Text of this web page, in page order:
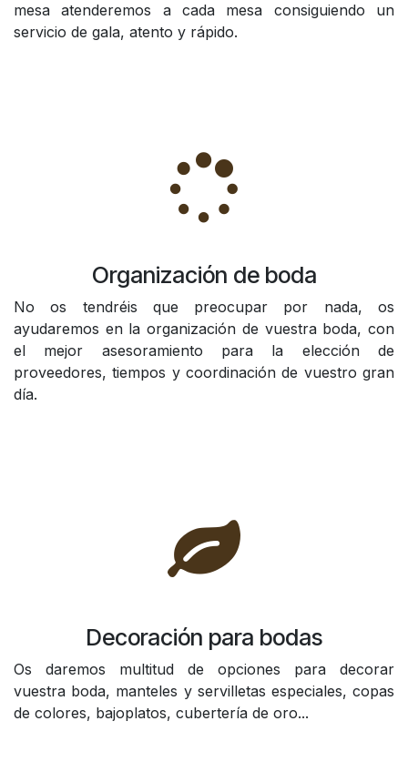
mesa atenderemos a cada mesa consiguiendo un
servicio de gala, atento y rápido.
Organización de boda
No os tendréis que preocupar por nada, os
ayudaremos en la organización de vuestra boda, con
el mejor asesoramiento para la elección de
proveedores, tiempos y coordinación de vuestro gran
día.
Decoración para bodas
Os daremos multitud de opciones para decorar
vuestra boda, manteles y servilletas especiales, copas
de colores, bajoplatos, cubertería de oro...